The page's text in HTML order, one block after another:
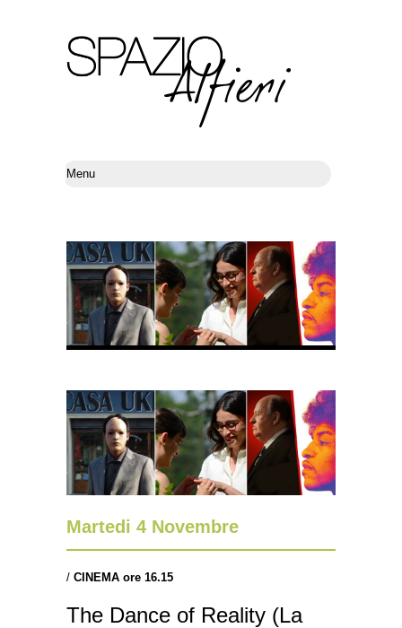
Martedi 4 Novembre
/ CINEMA ore 16.15
The Dance of Reality (La